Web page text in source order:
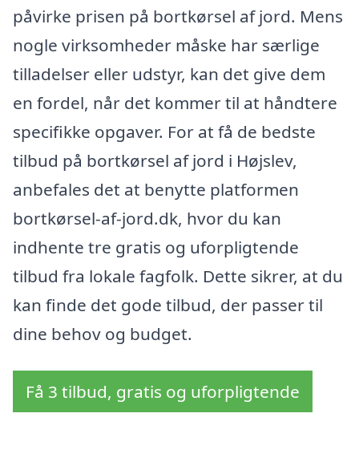
påvirke prisen på bortkørsel af jord. Mens
nogle virksomheder måske har særlige
tilladelser eller udstyr, kan det give dem
en fordel, når det kommer til at håndtere
specifikke opgaver. For at få de bedste
tilbud på bortkørsel af jord i Højslev,
anbefales det at benytte platformen
bortkørsel-af-jord.dk, hvor du kan
indhente tre gratis og uforpligtende
tilbud fra lokale fagfolk. Dette sikrer, at du
kan finde det gode tilbud, der passer til
dine behov og budget.
Få 3 tilbud, gratis og uforpligtende